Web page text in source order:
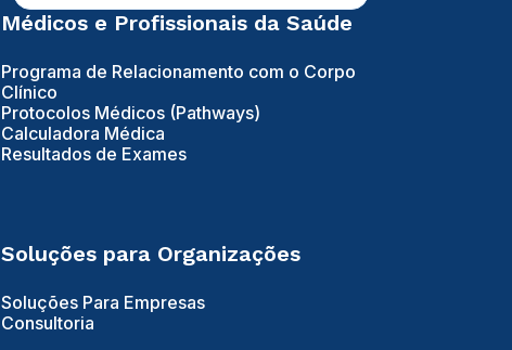
Médicos e Profissionais da Saúde
Programa de Relacionamento com o Corpo
Clínico
Protocolos Médicos (Pathways)
Calculadora Médica
Resultados de Exames
Soluções para Organizações
Soluções Para Empresas
Consultoria